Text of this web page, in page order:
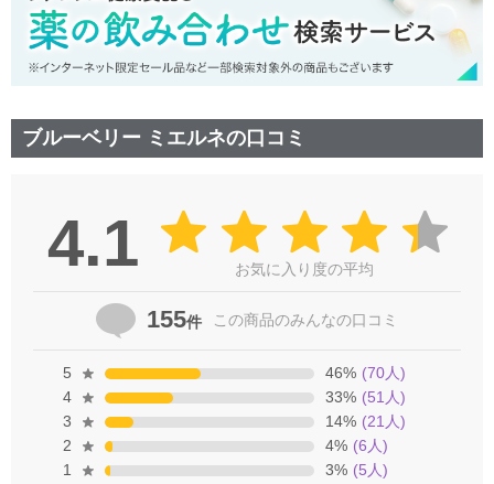
ブルーベリー ミエルネの口コミ
4.1 お気に入り度の平均
155件 この商品のみんなの口コミ
5 46% (70人)
4
33% (51人)
3
14% (21人)
2
4% (6人)
1
3% (5人)